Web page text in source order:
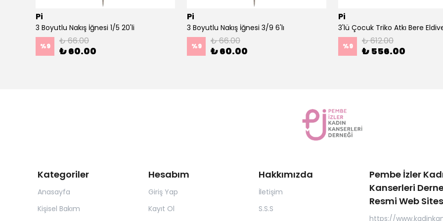
Pi
3 Boyutlu Nakış İğnesi 1/5 20'li
%9 ₺ 66.00
₺ 60.00
Pi
3 Boyutlu Nakış İğnesi 3/9 6'lı
%9 ₺ 66.00
₺ 60.00
Pi
%9 ₺ 612.00
₺ 556.00
Kategoriler
Anasayfa
Kişisel Bakım
Hesabım
Giriş Yap
Kayıt Ol
Hakkımızda
İletişim
S.S.S
Pembe İzler
Kanserleri
Resmi Web
https://